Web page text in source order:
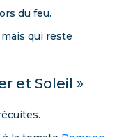
du feu.
qui reste
et Soleil »